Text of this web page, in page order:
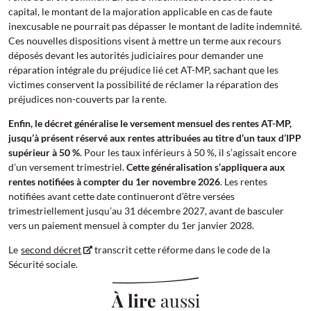
capital, le montant de la majoration applicable en cas de faute
inexcusable ne pourrait pas dépasser le montant de ladite indemnité.
Ces nouvelles dispositions visent à mettre un terme aux recours
déposés devant les autorités judiciaires pour demander une
réparation intégrale du préjudice lié cet AT-MP, sachant que les
victimes conservent la possibilité de réclamer la réparation des
préjudices non-couverts par la rente.
Enfin, le décret généralise le versement mensuel des rentes AT-MP,
jusqu’à présent réservé aux rentes attribuées au titre d’un taux d’IPP
supérieur à 50 %. Pour les taux inférieurs à 50 %, il s’agissait encore
d’un versement trimestriel.Cette généralisation s’appliquera aux
rentes notifiées à compter du 1er novembre 2026. Les rentes
notifiées avant cette date continueront d’être versées
trimestriellement jusqu’au 31 décembre 2027, avant de basculer
vers un paiement mensuel à compter du 1er janvier 2028.
Le second décret
transcrit cette réforme dans le code de la
Sécurité sociale.
À lire aussi